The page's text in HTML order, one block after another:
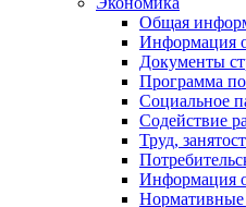
Общая
Информация
Документы
Программа
Социальное
Содействие
Труд,
Информация о
Нормативные